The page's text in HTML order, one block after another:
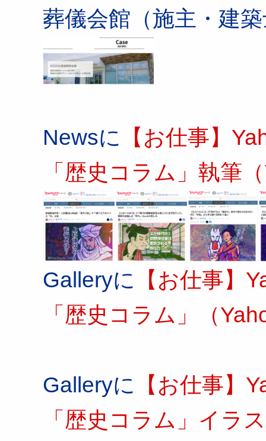
葬儀会館（施主・建
Newsに 【お仕事】
「歴史コラム」執筆
Galleryに 【お仕事】
「歴史コラム」（
Galleryに 【お仕事】
「歴史コラム」イラ